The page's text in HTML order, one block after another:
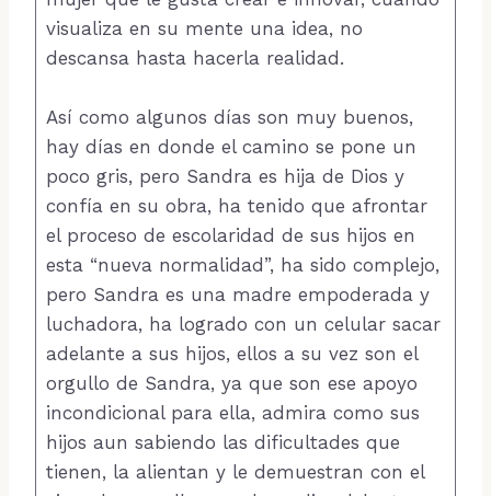
visualiza en su mente una idea, no
descansa hasta hacerla realidad.
Así como algunos días son muy buenos,
hay días en donde el camino se pone un
poco gris, pero Sandra es hija de Dios y
confía en su obra, ha tenido que afrontar
el proceso de escolaridad de sus hijos en
esta “nueva normalidad”, ha sido complejo,
pero Sandra es una madre empoderada y
luchadora, ha logrado con un celular sacar
adelante a sus hijos, ellos a su vez son el
orgullo de Sandra, ya que son ese apoyo
incondicional para ella, admira como sus
hijos aun sabiendo las dificultades que
tienen, la alientan y le demuestran con el